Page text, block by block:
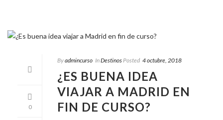
0
Byadmincurso InDestinos Posted 4 octubre, 2018
¿ES BUENA IDEA
VIAJAR A MADRID EN
FIN DE CURSO?